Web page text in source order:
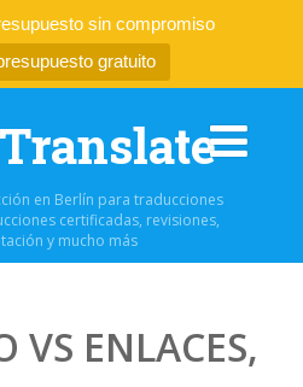
sin compromiso
gratuito
en Berlín para traducciones
certificadas, revisiones,
y mucho más
VS ENLACES,